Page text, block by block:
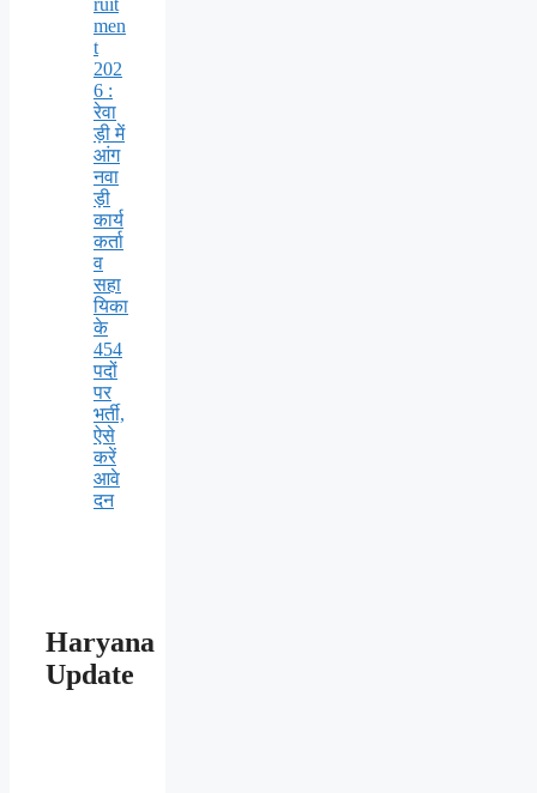
men
t
202
6 :
रेवा
ड़ी में
आंग
नवा
ड़ी
कार्य
कर्ता
व
सहा
यिका
के
454
पदों
पर
भर्ती,
ऐसे
करें
आवे
दन
Haryana
Update